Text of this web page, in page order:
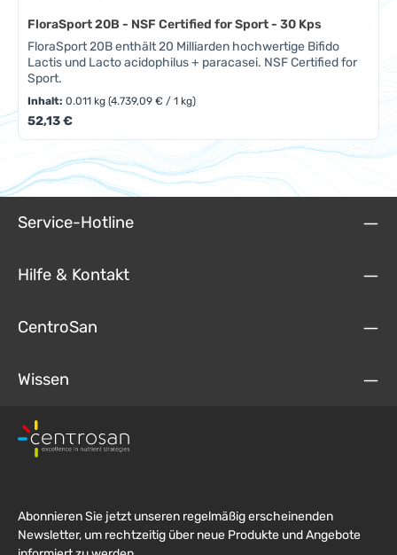
FloraSport 20B - NSF Certified for Sport - 30 Kps
FloraSport 20B enthält 20 Milliarden hochwertige Bifido
Lactis und Lacto acidophilus + paracasei. NSF Certified for
Sport.
Inhalt:0.011 kg(4.739,09 € / 1 kg)
Regulärer Preis:
52,13 €
Service-Hotline
Hilfe & Kontakt
CentroSan
Wissen
Abonnieren Sie jetzt unseren regelmäßig erscheinenden
Newsletter, um rechtzeitig über neue Produkte und Angebote